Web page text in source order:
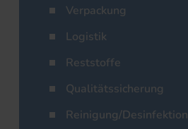
Verpackung
Logistik
Reststoffe
Qualitätssicherung
Reinigung/Desinfektion